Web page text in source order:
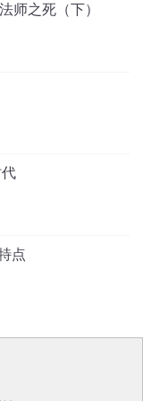
师之死（下）
代
点